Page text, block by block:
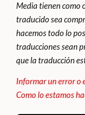
Media tienen como
traducido sea
hacemos todo lo
traducciones sean
que la traducción
Informar un error o
Como lo estamos